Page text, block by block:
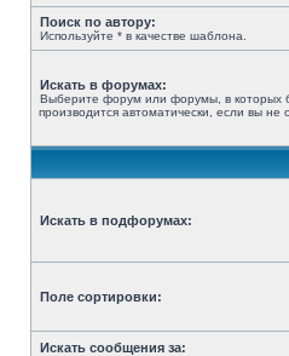
Поиск по автору:
Используйте * в качестве шаблона.
Искать в форумах:
Выберите форум или форумы, в которых
производится автоматически, если вы
Искать в подфорумах:
Поле сортировки:
Искать сообщения за: